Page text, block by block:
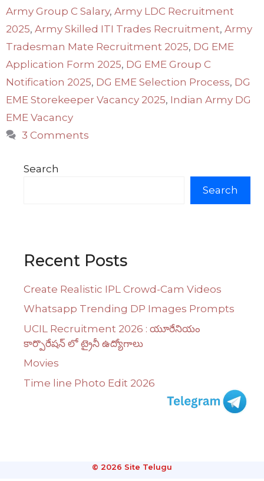
Army Group C Salary, Army LDC Recruitment
2025, Army Skilled ITI Trades Recruitment, Army
Tradesman Mate Recruitment 2025, DG EME
Application Form 2025, DG EME Group C
Notification 2025, DG EME Selection Process, DG
EME Storekeeper Vacancy 2025, Indian Army DG
EME Vacancy
3 Comments
Search
Search
Recent Posts
Create Realistic IPL Crowd-Cam Videos
Whatsapp Trending DP Images Prompts
UCIL Recruitment 2026 : యూరేనియం
కార్పొరేషన్ లో ట్రైనీ ఉద్యోగాలు
Movies
Time line Photo Edit 2026
© 2026 Site Telugu